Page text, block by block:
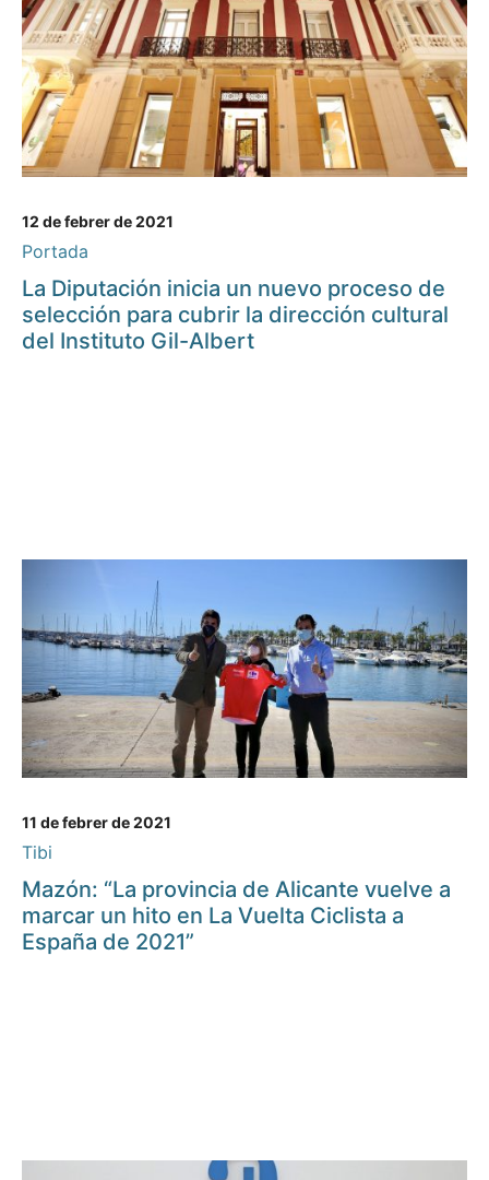
12 de febrer de 2021
Portada
La Diputación inicia un nuevo proceso de
selección para cubrir la dirección cultural
del Instituto Gil-Albert
11 de febrer de 2021
Tibi
Mazón: “La provincia de Alicante vuelve a
marcar un hito en La Vuelta Ciclista a
España de 2021”